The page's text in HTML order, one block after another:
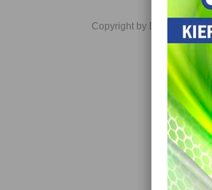
Copyright by Daniel